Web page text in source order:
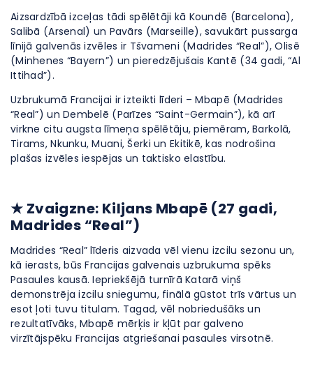
Aizsardzībā izceļas tādi spēlētāji kā Koundē (Barcelona),
Salibā (Arsenal) un Pavārs (Marseille), savukārt pussarga
līnijā galvenās izvēles ir Tšvameni (Madrides “Real”), Olisē
(Minhenes “Bayern”) un pieredzējušais Kantē (34 gadi, “Al
Ittihad”).
Uzbrukumā Francijai ir izteikti līderi – Mbapē (Madrides
“Real”) un Dembelē (Parīzes “Saint-Germain”), kā arī
virkne citu augsta līmeņa spēlētāju, piemēram, Barkolā,
Tirams, Nkunku, Muani, Šerki un Ekitikē, kas nodrošina
plašas izvēles iespējas un taktisko elastību.
★ Zvaigzne: Kiljans Mbapē (27 gadi,
Madrides “Real”)
Madrides “Real” līderis aizvada vēl vienu izcilu sezonu un,
kā ierasts, būs Francijas galvenais uzbrukuma spēks
Pasaules kausā. Iepriekšējā turnīrā Katarā viņš
demonstrēja izcilu sniegumu, finālā gūstot trīs vārtus un
esot ļoti tuvu titulam. Tagad, vēl nobriedušāks un
rezultatīvāks, Mbapē mērķis ir kļūt par galveno
virzītājspēku Francijas atgriešanai pasaules virsotnē.